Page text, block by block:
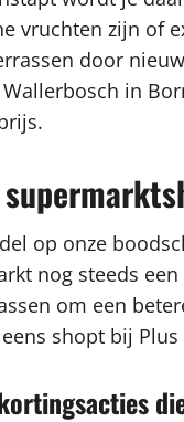
vruchten zijn of
door
in
op onze
nog steeds
om een
shopt bij